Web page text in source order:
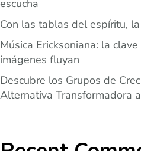
escucha
Con las tablas del espíritu,
Música Ericksoniana: la
imágenes fluyan
Descubre los Grupos de
Alternativa Transformadora